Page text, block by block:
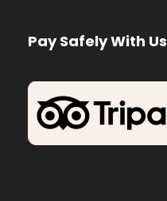
Pay Safely With Us